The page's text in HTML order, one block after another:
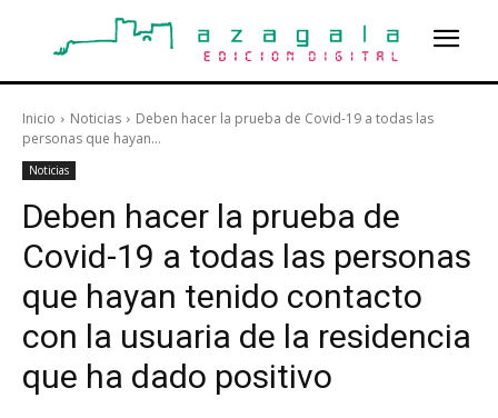
Inicio Noticias
Deben hacer la prueba de Covid-19 a todas las
personas que hayan...
Noticias
Deben hacer la prueba de
Covid-19 a todas las personas
que hayan tenido contacto
con la usuaria de la residencia
que ha dado positivo